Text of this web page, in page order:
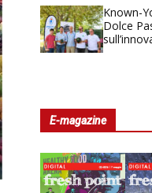
Known-
Dolce
E-magazine